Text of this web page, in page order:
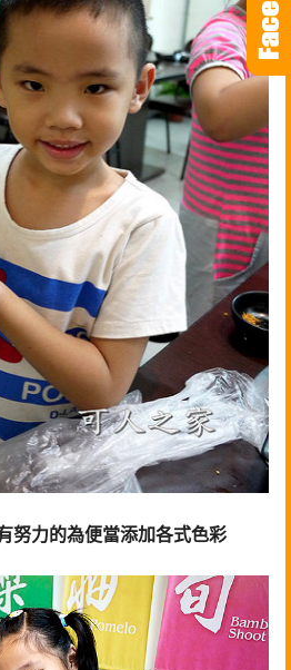
努力的為便當添加各式色彩